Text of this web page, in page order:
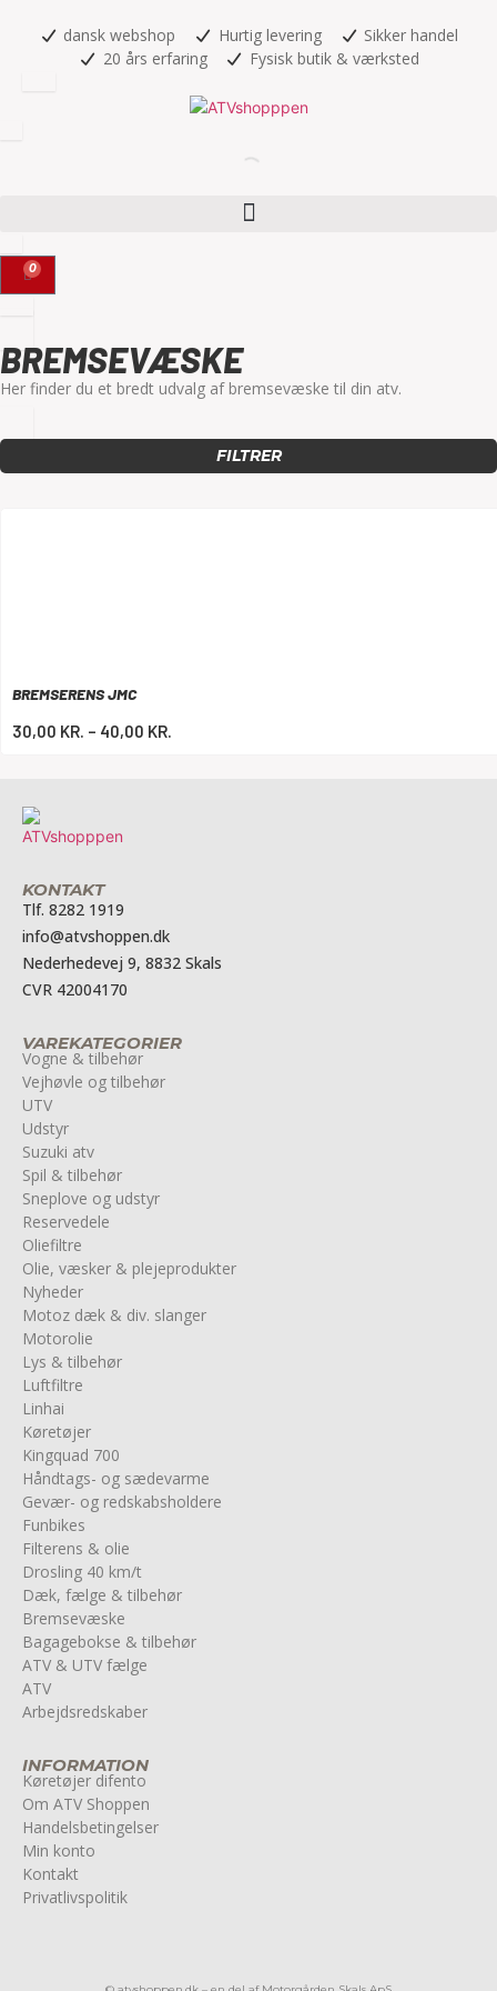
dansk webshop Hurtig levering
Sikker handel
20 års erfaring
Fysisk butik & værksted
0
BREMSEVÆSKE
Her finder du et bredt udvalg af bremsevæske til din atv.
FILTRER
BREMSERENS JMC
30,00 KR. – 40,00 KR.
KONTAKT
Tlf. 8282 1919
info@atvshoppen.dk
Nederhedevej 9, 8832 Skals
CVR 42004170
VAREKATEGORIER
Vogne & tilbehør
Vejhøvle og tilbehør
UTV
Udstyr
Suzuki atv
Spil & tilbehør
Sneplove og udstyr
Reservedele
Oliefiltre
Olie, væsker & plejeprodukter
Nyheder
Motoz dæk & div. slanger
Motorolie
Lys & tilbehør
Luftfiltre
Linhai
Køretøjer
Kingquad 700
Håndtags- og sædevarme
Gevær- og redskabsholdere
Funbikes
Filterens & olie
Drosling 40 km/t
Dæk, fælge & tilbehør
Bremsevæske
Bagagebokse & tilbehør
ATV & UTV fælge
ATV
Arbejdsredskaber
INFORMATION
Køretøjer difento
Om ATV Shoppen
Handelsbetingelser
Min konto
Kontakt
Privatlivspolitik